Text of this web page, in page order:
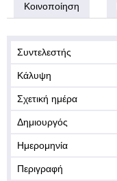
Κοινοποίηση
Συντελεστής
Κάλυψη
Σχετική ημέρα
Δημιουργός
Ημερομηνία
Περιγραφή